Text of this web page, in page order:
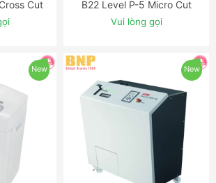
Cut
B22 Level P-5 Micro Cut
Shredder
Vui lòng gọi
New New